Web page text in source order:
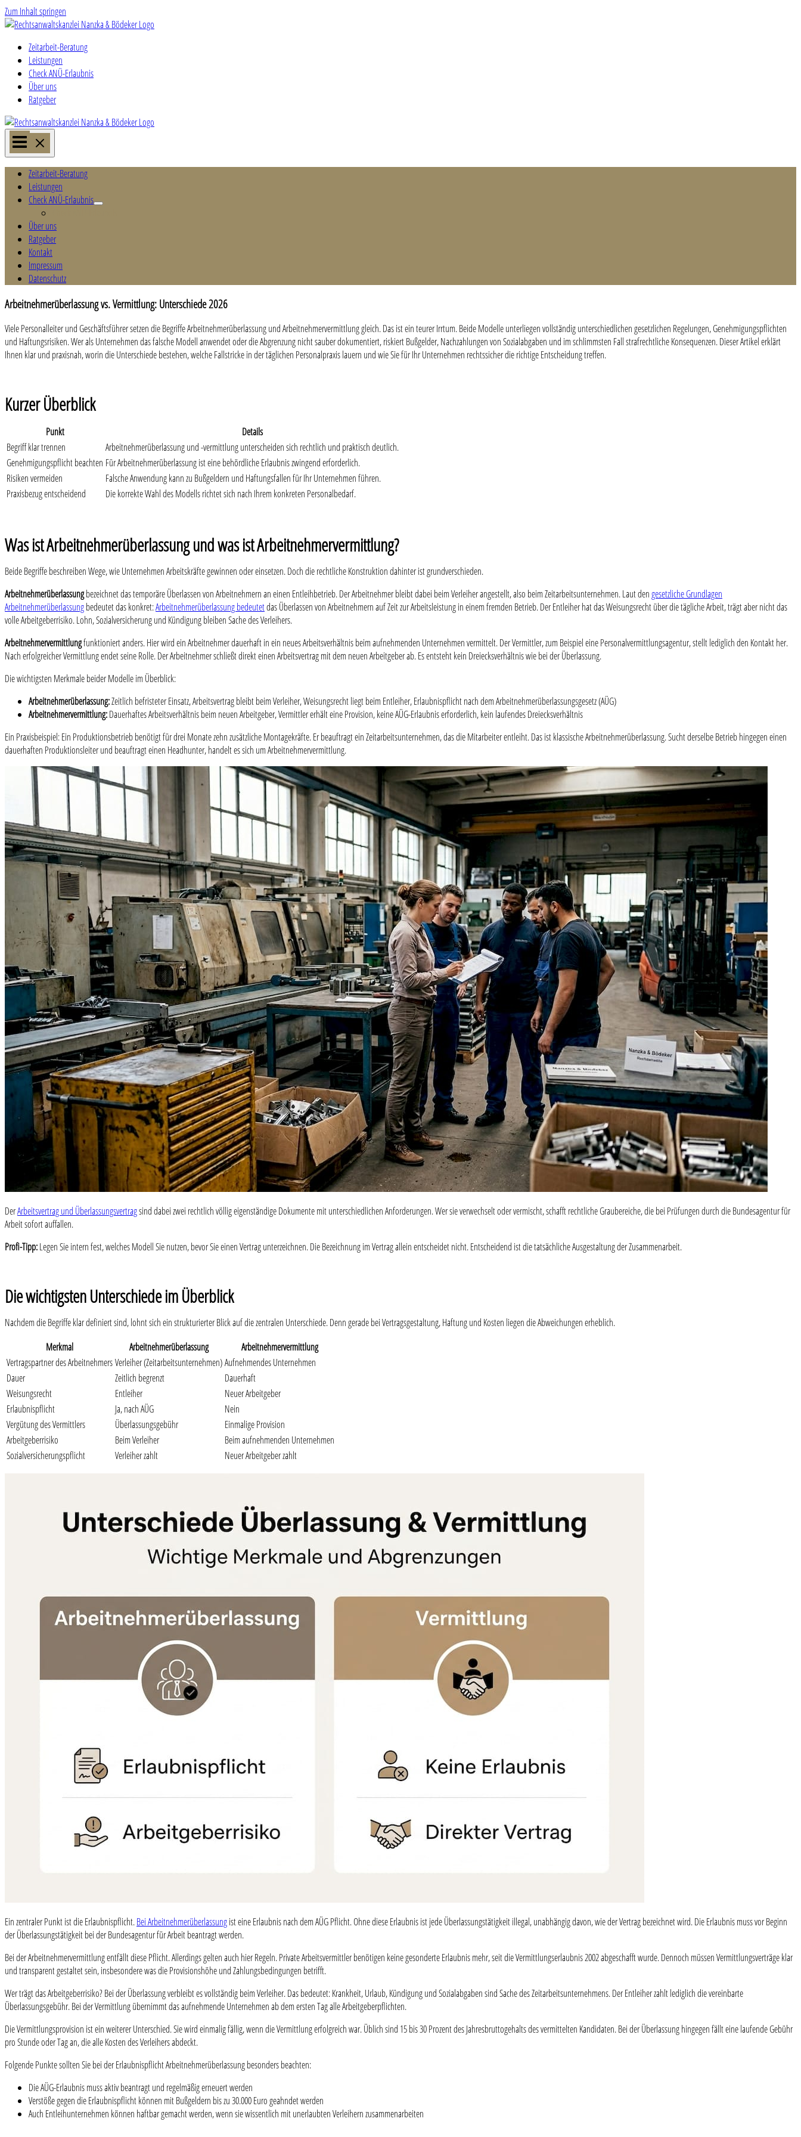
Zum Inhalt springen
Zeitarbeit-Beratung
Leistungen
Check ANÜ-Erlaubnis
Über uns
Ratgeber
Zeitarbeit-Beratung
Leistungen
Check ANÜ-Erlaubnis
Über uns
Ratgeber
Kontakt
Impressum
Datenschutz
Arbeitnehmerüberlassung vs. Vermittlung: Unterschiede 2026
Viele Personalleiter und Geschäftsführer setzen die Begriffe Arbeitnehmerüberlassung und Arbeitnehmervermittlung gleich. Das ist ein teurer Irrtum. Beide Modelle unterliegen vollständig unterschiedlichen gesetzlichen Regelungen, Genehmigungspflichten
und Haftungsrisiken. Wer als Unternehmen das falsche Modell anwendet oder die Abgrenzung nicht sauber dokumentiert, riskiert Bußgelder, Nachzahlungen von Sozialabgaben und im schlimmsten Fall strafrechtliche Konsequenzen. Dieser Artikel erklärt
Ihnen klar und praxisnah, worin die Unterschiede bestehen, welche Fallstricke in der täglichen Personalpraxis lauern und wie Sie für Ihr Unternehmen rechtssicher die richtige Entscheidung treffen.
Kurzer Überblick
Punkt
Details
Begriff klar trennen
Arbeitnehmerüberlassung und -vermittlung unterscheiden sich rechtlich und praktisch deutlich.
Genehmigungspflicht beachten Für Arbeitnehmerüberlassung ist eine behördliche Erlaubnis zwingend erforderlich.
Risiken vermeiden
Falsche Anwendung kann zu Bußgeldern und Haftungsfallen für Ihr Unternehmen führen.
Praxisbezug entscheidend
Die korrekte Wahl des Modells richtet sich nach Ihrem konkreten Personalbedarf.
Was ist Arbeitnehmerüberlassung und was ist Arbeitnehmervermittlung?
Beide Begriffe beschreiben Wege, wie Unternehmen Arbeitskräfte gewinnen oder einsetzen. Doch die rechtliche Konstruktion dahinter ist grundverschieden.
Arbeitnehmerüberlassungbezeichnet das temporäre Überlassen von Arbeitnehmern an einen Entleihbetrieb. Der Arbeitnehmer bleibt dabei beim Verleiher angestellt, also beim Zeitarbeitsunternehmen. Laut dengesetzliche Grundlagen
Arbeitnehmerüberlassungbedeutet das konkret:Arbeitnehmerüberlassung bedeutetdas Überlassen von Arbeitnehmern auf Zeit zur Arbeitsleistung in einem fremden Betrieb. Der Entleiher hat das Weisungsrecht über die tägliche Arbeit, trägt aber nicht das
volle Arbeitgeberrisiko. Lohn, Sozialversicherung und Kündigung bleiben Sache des Verleihers.
Arbeitnehmervermittlungfunktioniert anders. Hier wird ein Arbeitnehmer dauerhaft in ein neues Arbeitsverhältnis beim aufnehmenden Unternehmen vermittelt. Der Vermittler, zum Beispiel eine Personalvermittlungsagentur, stellt lediglich den Kontakt her.
Nach erfolgreicher Vermittlung endet seine Rolle. Der Arbeitnehmer schließt direkt einen Arbeitsvertrag mit dem neuen Arbeitgeber ab. Es entsteht kein Dreiecksverhältnis wie bei der Überlassung.
Die wichtigsten Merkmale beider Modelle im Überblick:
Arbeitnehmerüberlassung:Zeitlich befristeter Einsatz, Arbeitsvertrag bleibt beim Verleiher, Weisungsrecht liegt beim Entleiher, Erlaubnispflicht nach dem Arbeitnehmerüberlassungsgesetz (AÜG)
Arbeitnehmervermittlung:Dauerhaftes Arbeitsverhältnis beim neuen Arbeitgeber, Vermittler erhält eine Provision, keine AÜG-Erlaubnis erforderlich, kein laufendes Dreiecksverhältnis
Ein Praxisbeispiel: Ein Produktionsbetrieb benötigt für drei Monate zehn zusätzliche Montagekräfte. Er beauftragt ein Zeitarbeitsunternehmen, das die Mitarbeiter entleiht. Das ist klassische Arbeitnehmerüberlassung. Sucht derselbe Betrieb hingegen einen
dauerhaften Produktionsleiter und beauftragt einen Headhunter, handelt es sich um Arbeitnehmervermittlung.
DerArbeitsvertrag und Überlassungsvertragsind dabei zwei rechtlich völlig eigenständige Dokumente mit unterschiedlichen Anforderungen. Wer sie verwechselt oder vermischt, schafft rechtliche Graubereiche, die bei Prüfungen durch die Bundesagentur für
Arbeit sofort auffallen.
Profi-Tipp:Legen Sie intern fest, welches Modell Sie nutzen, bevor Sie einen Vertrag unterzeichnen. Die Bezeichnung im Vertrag allein entscheidet nicht. Entscheidend ist die tatsächliche Ausgestaltung der Zusammenarbeit.
Die wichtigsten Unterschiede im Überblick
Nachdem die Begriffe klar definiert sind, lohnt sich ein strukturierter Blick auf die zentralen Unterschiede. Denn gerade bei Vertragsgestaltung, Haftung und Kosten liegen die Abweichungen erheblich.
Merkmal
Arbeitnehmerüberlassung
Arbeitnehmervermittlung
Vertragspartner des ArbeitnehmersVerleiher (Zeitarbeitsunternehmen)Aufnehmendes Unternehmen
Dauer
Zeitlich begrenzt
Dauerhaft
Weisungsrecht
Entleiher
Neuer Arbeitgeber
Erlaubnispflicht
Ja, nach AÜG
Nein
Vergütung des Vermittlers
Überlassungsgebühr
Einmalige Provision
Arbeitgeberrisiko
Beim Verleiher
Beim aufnehmenden Unternehmen
Sozialversicherungspflicht
Verleiher zahlt Neuer Arbeitgeber zahlt
Ein zentraler Punkt ist die Erlaubnispflicht.Bei Arbeitnehmerüberlassungist eine Erlaubnis nach dem AÜG Pflicht. Ohne diese Erlaubnis ist jede Überlassungstätigkeit illegal, unabhängig davon, wie der Vertrag bezeichnet wird. Die Erlaubnis muss vor Beginn
der Überlassungstätigkeit bei der Bundesagentur für Arbeit beantragt werden.
Bei der Arbeitnehmervermittlung entfällt diese Pflicht. Allerdings gelten auch hier Regeln. Private Arbeitsvermittler benötigen keine gesonderte Erlaubnis mehr, seit die Vermittlungserlaubnis 2002 abgeschafft wurde. Dennoch müssen Vermittlungsverträge klar
und transparent gestaltet sein, insbesondere was die Provisionshöhe und Zahlungsbedingungen betrifft.
Wer trägt das Arbeitgeberrisiko? Bei der Überlassung verbleibt es vollständig beim Verleiher. Das bedeutet: Krankheit, Urlaub, Kündigung und Sozialabgaben sind Sache des Zeitarbeitsunternehmens. Der Entleiher zahlt lediglich die vereinbarte
Überlassungsgebühr. Bei der Vermittlung übernimmt das aufnehmende Unternehmen ab dem ersten Tag alle Arbeitgeberpflichten.
Die Vermittlungsprovision ist ein weiterer Unterschied. Sie wird einmalig fällig, wenn die Vermittlung erfolgreich war. Üblich sind 15 bis 30 Prozent des Jahresbruttogehalts des vermittelten Kandidaten. Bei der Überlassung hingegen fällt eine laufende Gebühr
pro Stunde oder Tag an, die alle Kosten des Verleihers abdeckt.
Folgende Punkte sollten Sie bei der Erlaubnispflicht Arbeitnehmerüberlassung besonders beachten:
Die AÜG-Erlaubnis muss aktiv beantragt und regelmäßig erneuert werden
Verstöße gegen die Erlaubnispflicht können mit Bußgeldern bis zu 30.000 Euro geahndet werden
Auch Entleihunternehmen können haftbar gemacht werden, wenn sie wissentlich mit unerlaubten Verleihern zusammenarbeiten